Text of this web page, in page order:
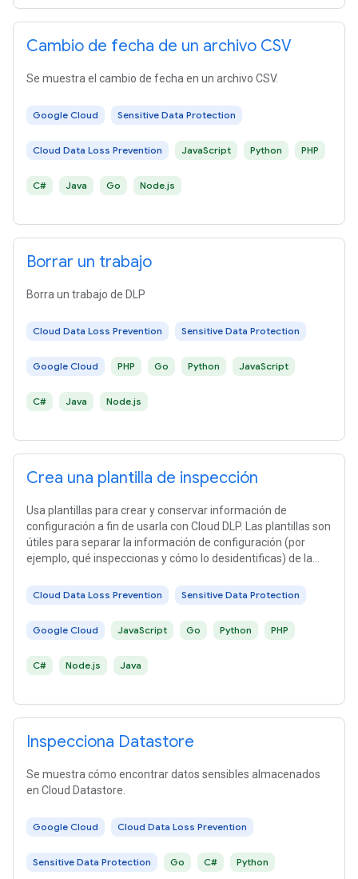
Cambio de fecha de un archivo CSV
Se muestra el cambio de fecha en un archivo CSV.
Google Cloud Sensitive Data Protection
Cloud Data Loss Prevention JavaScript Python PHP
C# Java Go Node.js
Borrar un trabajo
Borra un trabajo de DLP
Cloud Data Loss Prevention Sensitive Data Protection
Google Cloud PHP Go Python JavaScript
C# Java Node.js
Crea una plantilla de inspección
Usa plantillas para crear y conservar información de
configuración a fin de usarla con Cloud DLP. Las plantillas son
útiles para separar la información de configuración (por
ejemplo, qué inspeccionas y cómo lo desidentificas) de la
proporcionan una forma de reutilizar la configuración y
datos. Además, cada vez que actualizas una plantilla, se
actualiza para cualquier activador de trabajo que la use.
Cloud Data Loss Prevention Sensitive Data Protection
Google Cloud JavaScript Go Python PHP
C# Node.js Java
Inspecciona Datastore
Se muestra cómo encontrar datos sensibles almacenados
en Cloud Datastore.
Google Cloud Cloud Data Loss Prevention
Sensitive Data Protection Go C# Python